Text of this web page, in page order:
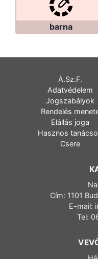
barna
Á.Sz.F.
Adatvédelem
Jogszabályok
Rendelés
Elállás joga
Hasznos
Csere
Cím: 1101
E-mail:
Tel: